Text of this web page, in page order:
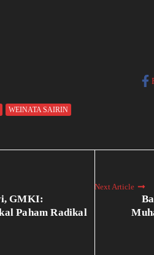
WEINATA SAIRIN
GMKI:
Paham Radikal
Next Article